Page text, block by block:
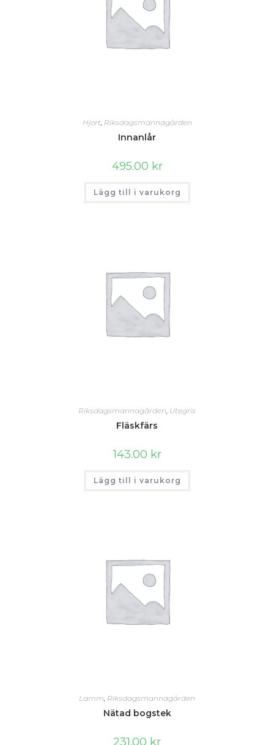
Hjort, Riksdagsmannagården
Innanlår
495.00 kr
Lägg till i varukorg
Riksdagsmannagården Utegris
Fläskfärs
143.00 kr
Lägg till i varukorg
Lamm, Riksdagsmannagården
Nätad bogstek
231.00 kr